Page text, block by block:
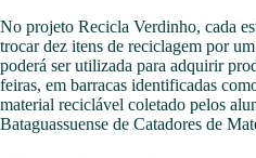
No projeto Recicla Verdinho, cada
trocar dez itens de reciclagem por
poderá ser utilizada para adquirir
feiras, em barracas identificadas
material reciclável coletado pelos
Bataguassuense de Catadores de